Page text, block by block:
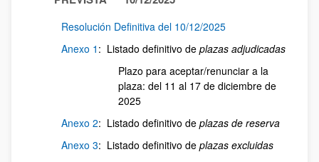
Resolución Definitiva del 10/12/2025
Anexo 1 : Listado definitivo de plazas adjudicadas
Plazo para aceptar/renunciar a la
plaza: del 11 al 17 de diciembre de
2025
Anexo 2: Listado definitivo de plazas de reserva
Anexo 3: Listado definitivo de plazas excluidas